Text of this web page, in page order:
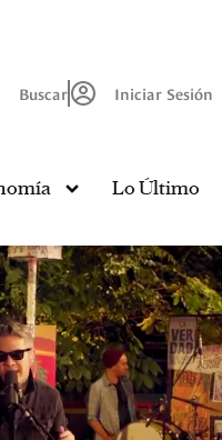
Buscar Iniciar Sesión
Lo Último